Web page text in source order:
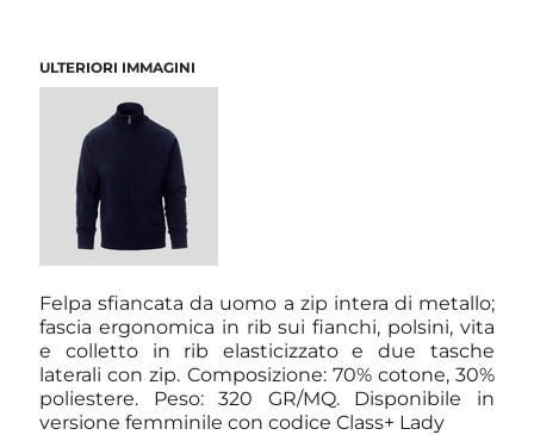
ULTERIORI IMMAGINI
Felpa sfiancata da uomo a zip intera di metallo;
fascia ergonomica in rib sui fianchi, polsini, vita
e colletto in rib elasticizzato e due tasche
laterali con zip. Composizione: 70% cotone, 30%
poliestere. Peso: 320 GR/MQ. Disponibile in
versione femminile con codice Class+ Lady